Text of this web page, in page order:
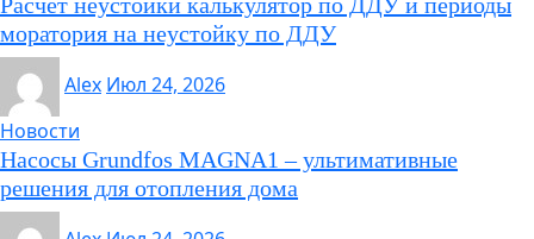
моратория на неустойку по ДДУ
Alex Июл 24, 2026
Новости
Насосы Grundfos MAGNA1 – ультимативные
решения для отопления дома